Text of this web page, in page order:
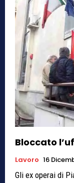
Bloccato
Lavoro 16
Gli ex operai di